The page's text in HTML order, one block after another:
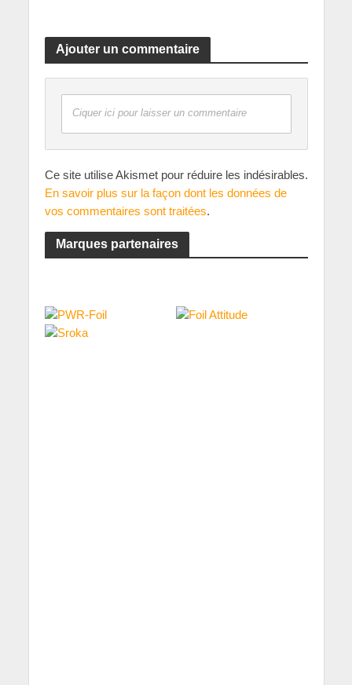
Ajouter un commentaire
Ciquer ici pour laisser un commentaire
Ce site utilise Akismet pour réduire les indésirables.
En savoir plus sur la façon dont les données de
vos commentaires sont traitées.
Marques partenaires